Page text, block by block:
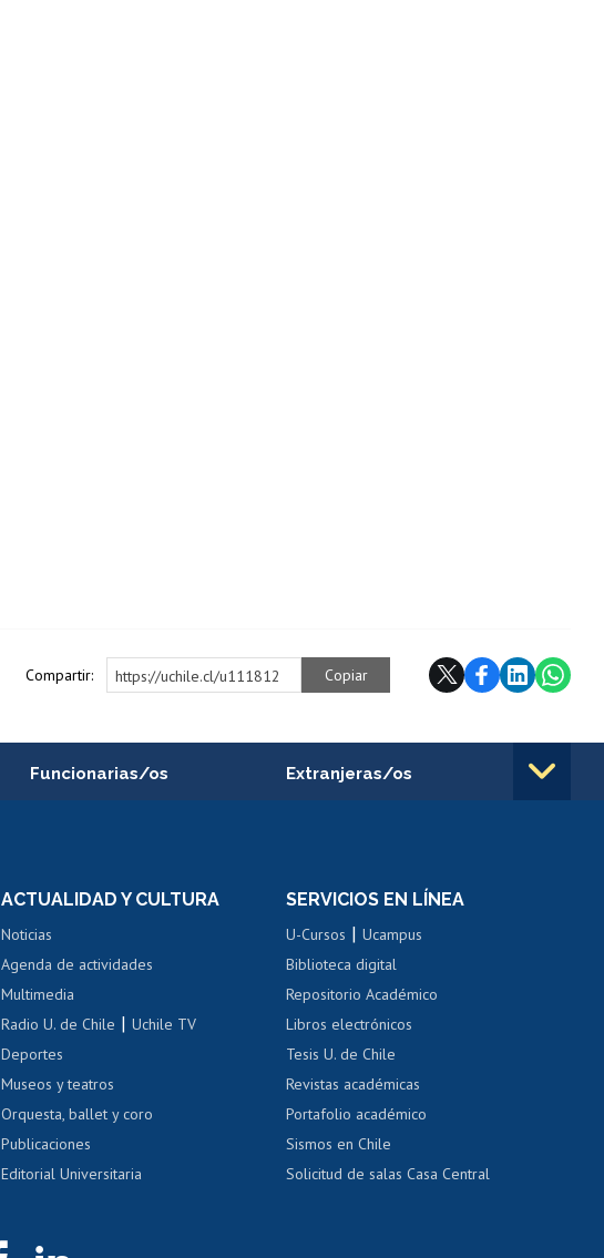
Compartir: https://uchile.cl/u111812 Copiar
Funcionarias/os
Portal de movilidad interna
Certificado de renta
Certificado de renta
Gestión de correo uchile
Extranjeras/os
Movilidad Estudiantil
Cursos de español
Acoso laboral, sexual y violencia
ACTUALIDAD Y CULTURA
Noticias
Agenda de actividades
Multimedia
Radio U. de Chile |Uchile TV
Deportes
Museos y teatros
Orquesta, ballet y coro
Publicaciones
Editorial Universitaria
SERVICIOS EN LÍNEA
U-Cursos |Ucampus
Biblioteca digital
Repositorio Académico
Libros electrónicos
Tesis U. de Chile
Revistas académicas
Portafolio académico
Sismos en Chile
Solicitud de salas Casa Central